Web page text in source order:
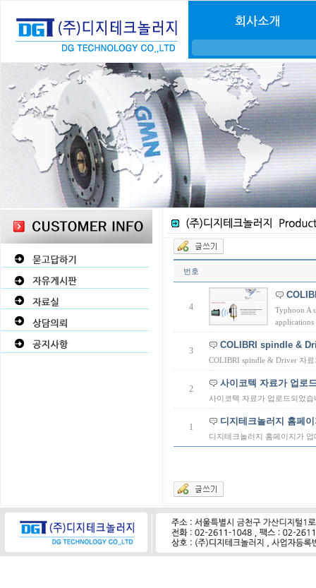
번호
4
Typhoon A
3
COLIBRI spindle &
COLIBRI spindle & Driver 자
2
사이코텍 자료가 업로
사이코텍 자료가 업로드되었
1
디지테크놀러지 홈페
디지테크놀러지 홈페이지가